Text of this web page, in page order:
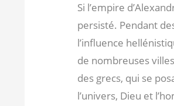
Si l’empire
persisté. Pendant
l’influence
de nombreuses
des grecs, qui se
l’univers, Dieu et